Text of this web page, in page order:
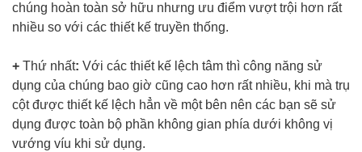
chúng hoàn toàn sở hữu nhưng ưu điểm vượt trội hơn rất
nhiều so với các thiết kế truyền thống.
+ Thứ nhất: Với các thiết kế lệch tâm thì công năng sử
dụng của chúng bao giờ cũng cao hơn rất nhiều, khi mà trụ
cột được thiết kế lệch hẳn về một bên nên các bạn sẽ sử
dụng được toàn bộ phần không gian phía dưới không vị
vướng víu khi sử dụng.